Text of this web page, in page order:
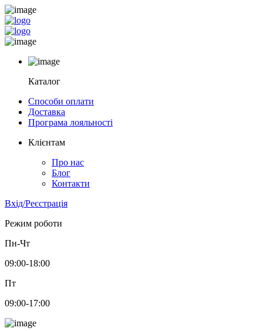
Каталог
Способи оплати
Доставка
Програма лояльності
Клієнтам
Про нас
Блог
Контакти
Вхід/Реєстрація
Режим роботи
Пн-Чт
09:00-18:00
Пт
09:00-17:00